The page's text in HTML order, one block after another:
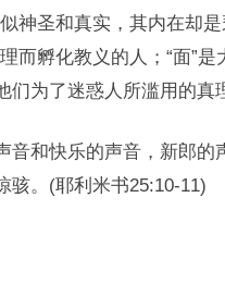
神圣和真实，其内在却
而孵化教义的人；“面”
们为了迷惑人所滥用的真
音和快乐的声音，新郎
骇。(耶利米书25:10-11)